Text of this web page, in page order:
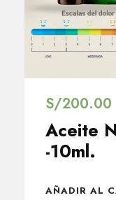
S/200.00
Aceite
-10ml.
AÑADIR AL